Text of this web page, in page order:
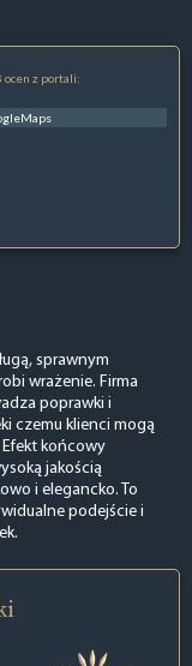
ocen z portali:
sprawnym
wrażenie. Firma
poprawki i
czemu klienci mogą
końcowy
jakością
i elegancko. To
podejście i